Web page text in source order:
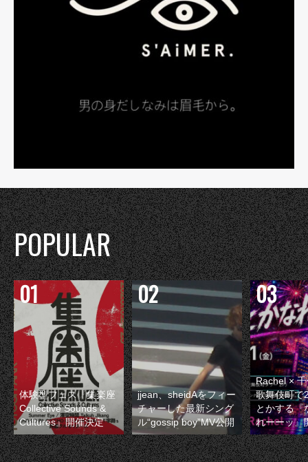
POPULAR
体験型フェス『集楽座
Collective Sounds &
Cultures』開催決定
jjean、sheidAをフィー
チャーした最新シング
ル“gossip boy”MV公開
Rachel ×
歌舞伎町で
とかする『
れーーッ』